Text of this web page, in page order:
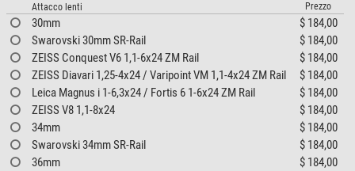
Attacco lenti Prezzo
30mm
$ 184,00
Swarovski 30mm SR-Rail
$ 184,00
ZEISS Conquest V6 1,1-6x24 ZM Rail
$ 184,00
ZEISS Diavari 1,25-4x24 / Varipoint VM 1,1-4x24 ZM Rail
$ 184,00
Leica Magnus i 1-6,3x24 / Fortis 6 1-6x24 ZM Rail
$ 184,00
ZEISS V8 1,1-8x24
$ 184,00
34mm
$ 184,00
Swarovski 34mm SR-Rail
$ 184,00
36mm
$ 184,00